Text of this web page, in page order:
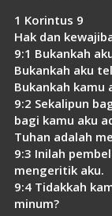
1 Korintus 9
Hak dan
9:1 Bukankah
Bukankah aku
Bukankah kamu
9:2 Sekalipun
bagi kamu aku
Tuhan adalah
9:3 Inilah
mengeritik aku.
9:4 Tidakkah
minum?